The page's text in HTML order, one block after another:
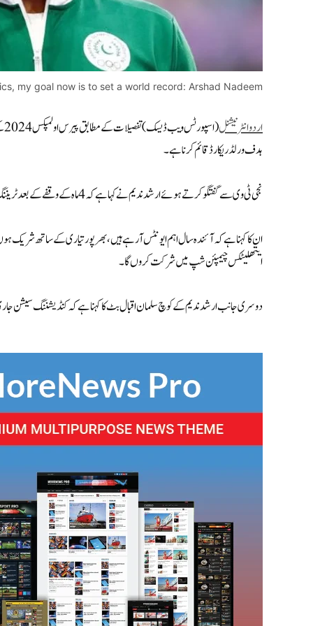
my goal now is to set a world record: Arshad Nadeem
اردو انٹرنیشنل
ہدف ورلڈ ریکارڈ قائم کرنا ہے۔
نجی ٹی وی سے گفتگو کرتے ہوئے ارشد ندیم نے کہا ہے کہ 4 ماہ کے وقفے کے بعد ٹریننگ کا آغاز کر دیا ہے، فٹنس پر توجہ ہے، جلد بھرپور پریکٹس بھی شروع کر دوں گا۔
ایتھلیٹکس چیمپئن شپ میں شرکت کروں گا۔
دوسری جانب ارشد ندیم کے کوچ سلمان اقبال بٹ کا کہنا ہے کہ کنڈیشننگ سیشن